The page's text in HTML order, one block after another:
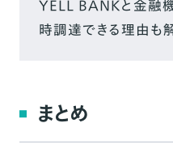
YELL BANKと金融
時調達できる理由も
まとめ